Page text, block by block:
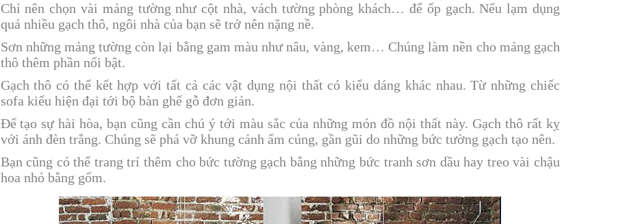
Chỉ nên chọn vài mảng tường như cột nhà, vách tường phòng khách… để ốp gạch. Nếu lạm dụng
quá nhiều gạch thô, ngôi nhà của bạn sẽ trở nên nặng nề.
Sơn những mảng tường còn lại bằng gam màu như nâu, vàng, kem… Chúng làm nền cho mảng gạch
thô thêm phần nổi bật.
Gạch thô có thể kết hợp với tất cả các vật dụng nội thất có kiểu dáng khác nhau. Từ những chiếc
sofa kiểu hiện đại tới bộ bàn ghế gỗ đơn giản.
Để tạo sự hài hòa, bạn cũng cần chú ý tới màu sắc của những món đồ nội thất này. Gạch thô rất kỵ
với ánh đèn trắng. Chúng sẽ phá vỡ khung cảnh ấm cúng, gần gũi do những bức tường gạch tạo nên.
Bạn cũng có thể trang trí thêm cho bức tường gạch bằng những bức tranh sơn dầu hay treo vài chậu
hoa nhỏ bằng gốm.